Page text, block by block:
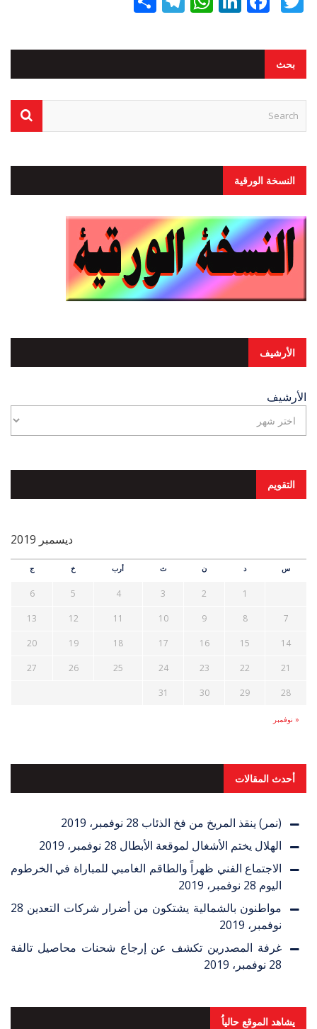
بحث
النسخة الورقية
الأرشيف
الأرشيف
التقويم
ديسمبر 2019
س د ن ث أرب خ ج
« نوفمبر
1
2
3
4
5
6
7
8
9
10
11
12
13
14
15
16
17
18
19
20
21
22
23
24
25
26
27
28
29
30
31
أحدث المقالات
(نمر) ينقذ المريخ من فخ الذئاب 28 نوفمبر، 2019
الهلال يختم الأشغال لموقعة الأبطال 28 نوفمبر، 2019
الاجتماع الفني ظهراً والطاقم الغامبي للمباراة في الخرطوم
اليوم 28 نوفمبر، 2019
مواطنون بالشمالية يشتكون من أضرار شركات التعدين 28
نوفمبر، 2019
غرفة المصدرين تكشف عن إرجاع شحنات محاصيل تالفة
28 نوفمبر، 2019
يشاهد الموقع حالياُ